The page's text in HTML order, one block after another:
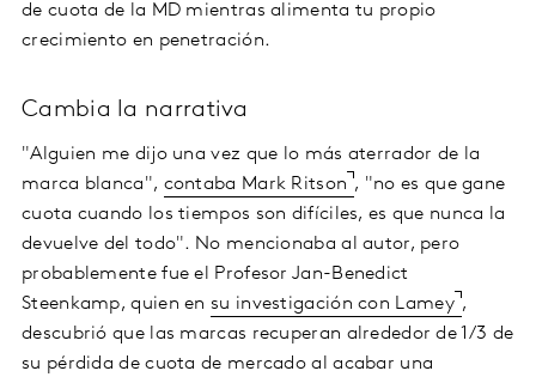
de cuota de la MD mientras alimenta tu propio
crecimiento en penetración.
Cambia la narrativa
"Alguien me dijo una vez que lo más aterrador de la
marca blanca", contaba Mark Ritson , "no es que gane
cuota cuando los tiempos son difíciles, es que nunca la
devuelve del todo". No mencionaba al autor, pero
probablemente fue el Profesor Jan-Benedict
Steenkamp, quien ensu investigación con Lamey ,
descubrió que las marcas recuperan alrededor de 1/3 de
su pérdida de cuota de mercado al acabar una